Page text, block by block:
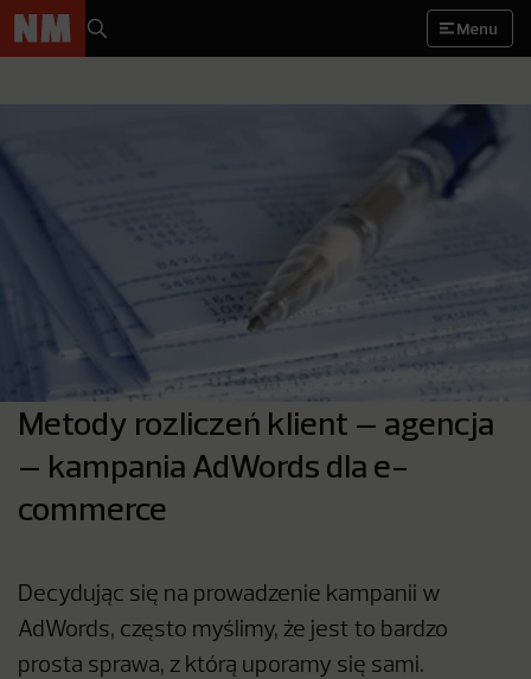
Menu
Metody rozliczeń klient – agencja
– kampania AdWords dla e-
commerce
Decydując się na prowadzenie kampanii w
AdWords, często myślimy, że jest to bardzo
prosta sprawa, z którą uporamy się sami.